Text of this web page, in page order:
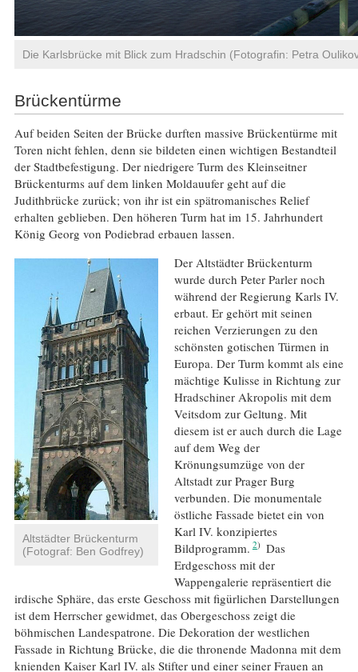
Die Karlsbrücke mit Blick zum Hradschin (Fotografin: Petra
Brückentürme
Auf beiden Seiten der Brücke durften massive Brückentürme mit
Toren nicht fehlen, denn sie bildeten einen wichtigen Bestandteil
der Stadtbefestigung. Der niedrigere Turm des Kleinseitner
Brückenturms auf dem linken Moldauufer geht auf die
Judithbrücke zurück; von ihr ist ein spätromanisches Relief
erhalten geblieben. Den höheren Turm hat im 15. Jahrhundert
König Georg von Podiebrad erbauen lassen.
Altstädter Brückenturm
(Fotograf: Ben Godfrey)
Der Altstädter Brückenturm
wurde durch Peter Parler noch
während der Regierung Karls IV.
erbaut. Er gehört mit seinen
reichen Verzierungen zu den
schönsten gotischen Türmen in
Europa. Der Turm kommt als eine
mächtige Kulisse in Richtung zur
Hradschiner Akropolis mit dem
Veitsdom zur Geltung. Mit
diesem ist er auch durch die Lage
auf dem Weg der
Krönungsumzüge von der
Altstadt zur Prager Burg
verbunden. Die monumentale
östliche Fassade bietet ein von
Karl IV. konzipiertes
Bildprogramm. 2
Das
Erdgeschoss mit der
Wappengalerie repräsentiert die
irdische Sphäre, das erste Geschoss mit figürlichen Darstellungen
ist dem Herrscher gewidmet, das Obergeschoss zeigt die
böhmischen Landespatrone. Die Dekoration der westlichen
Fassade in Richtung Brücke, die die thronende Madonna mit dem
knienden Kaiser Karl IV. als Stifter und einer seiner Frauen an